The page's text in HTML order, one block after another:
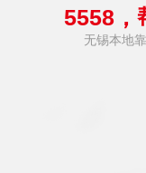
5558，
无锡本地